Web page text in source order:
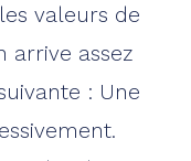
valeurs de
arrive assez
: Une